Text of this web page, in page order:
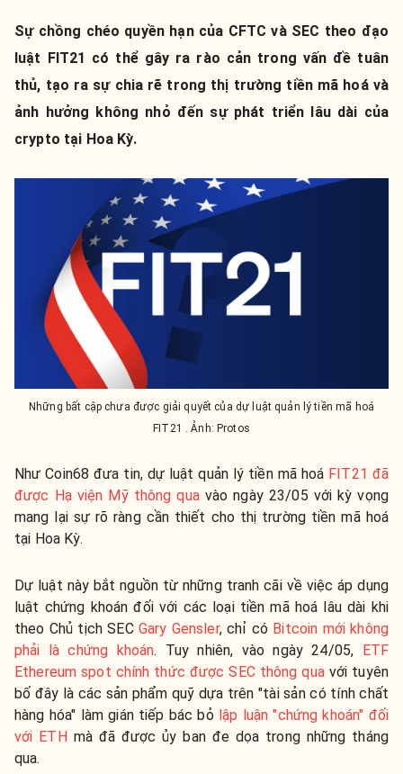
Sự chồng chéo quyền hạn của CFTC và SEC theo đạo
luật FIT21 có thể gây ra rào cản trong vấn đề tuân
thủ, tạo ra sự chia rẽ trong thị trường tiền mã hoá và
ảnh hưởng không nhỏ đến sự phát triển lâu dài của
crypto tại Hoa Kỳ.
Những bất cập chưa được giải quyết của dự luật quản lý tiền mã hoá
FIT21 . Ảnh: Protos
Như Coin68 đưa tin, dự luật quản lý tiền mã hoá FIT21 đã
được Hạ viện Mỹ thông quavào ngày 23/05 với kỳ vọng
mang lại sự rõ ràng cần thiết cho thị trường tiền mã hoá
tại Hoa Kỳ.
Dự luật này bắt nguồn từ những tranh cãi về việc áp dụng
luật chứng khoán đối với các loại tiền mã hoá lâu dài khi
theo Chủ tịch SEC Gary Gensler, chỉ có Bitcoin mới không
phải là chứng khoán. Tuy nhiên, vào ngày 24/05, ETF
Ethereum spot chính thức được SEC thông quavới tuyên
bố đây là các sản phẩm quỹ dựa trên "tài sản có tính chất
hàng hóa" làm gián tiếp bác bỏ lập luận "chứng khoán" đối
với ETHmà đã được ủy ban đe dọa trong những tháng
qua.